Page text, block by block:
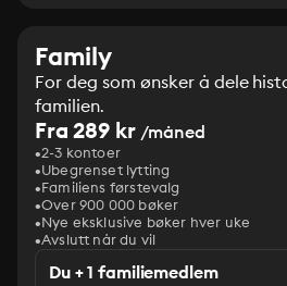
Family
For deg som ønsker å dele
familien.
Fra 289 kr/måned
2-3 kontoer
Ubegrenset lytting
Familiens førstevalg
Over 900 000 bøker
Nye eksklusive bøker hver uke
Avslutt når du vil
Du + 1 familiemedlem